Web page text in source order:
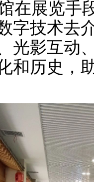
在展览手
字技术去
光影互动
和历史，